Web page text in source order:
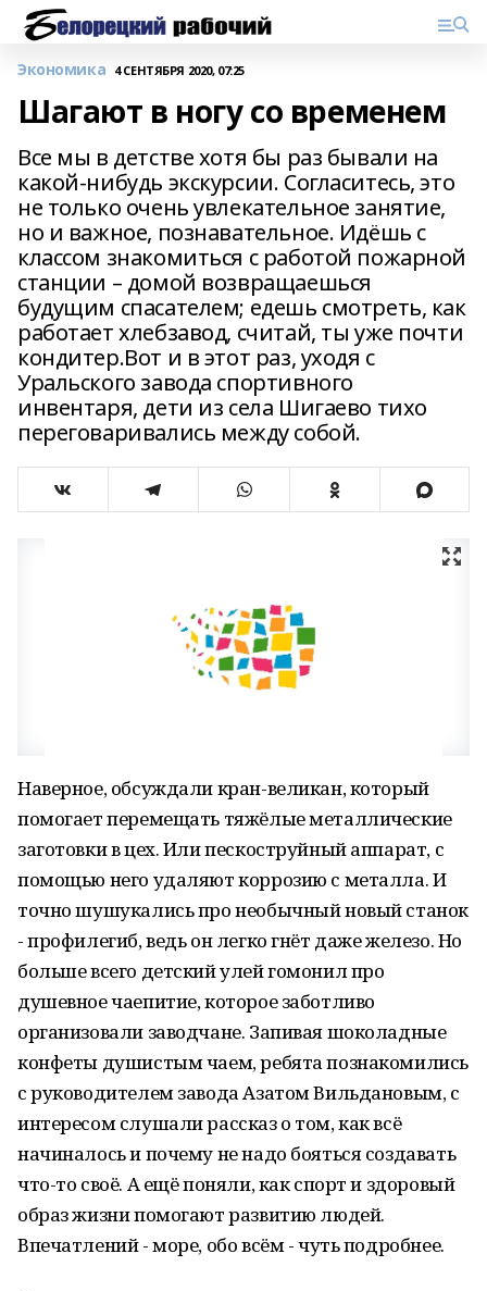
Экономика 4 СЕНТЯБРЯ 2020, 07:25
Шагают в ногу со временем
Все мы в детстве хотя бы раз бывали на
какой-нибудь экскурсии. Согласитесь, это
не только очень увлекательное занятие,
но и важное, познавательное. Идёшь с
классом знакомиться с работой пожарной
станции – домой возвращаешься
будущим спасателем; едешь смотреть, как
работает хлебзавод, считай, ты уже почти
кондитер.Вот и в этот раз, уходя с
Уральского завода спортивного
инвентаря, дети из села Шигаево тихо
переговаривались между собой.
Наверное, обсуждали кран-великан, который
помогает перемещать тяжёлые металлические
заготовки в цех. Или пескоструйный аппарат, с
помощью него удаляют коррозию с металла. И
точно шушукались про необычный новый станок
- профилегиб, ведь он легко гнёт даже железо. Но
больше всего детский улей гомонил про
душевное чаепитие, которое заботливо
организовали заводчане. Запивая шоколадные
конфеты душистым чаем, ребята познакомились
с руководителем завода Азатом Вильдановым, с
интересом слушали рассказ о том, как всё
начиналось и почему не надо бояться создавать
что-то своё. А ещё поняли, как спорт и здоровый
образ жизни помогают развитию людей.
Впечатлений - море, обо всём - чуть подробнее.